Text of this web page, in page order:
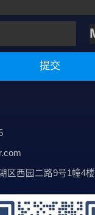
提交
区西园二路9号1幢4楼